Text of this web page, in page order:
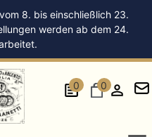
8. bis einschließlich 23.
werden ab dem 24.
0 0